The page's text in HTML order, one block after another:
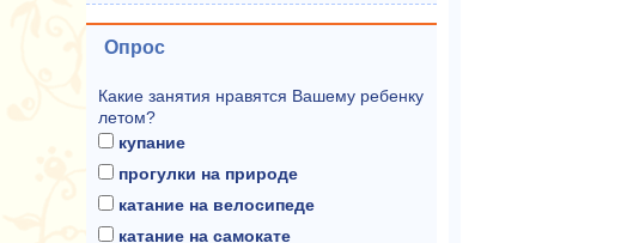
Опрос
Какие занятия нравятся Вашему ребенку
летом?
купание
прогулки на природе
катание на велосипеде
катание на самокате